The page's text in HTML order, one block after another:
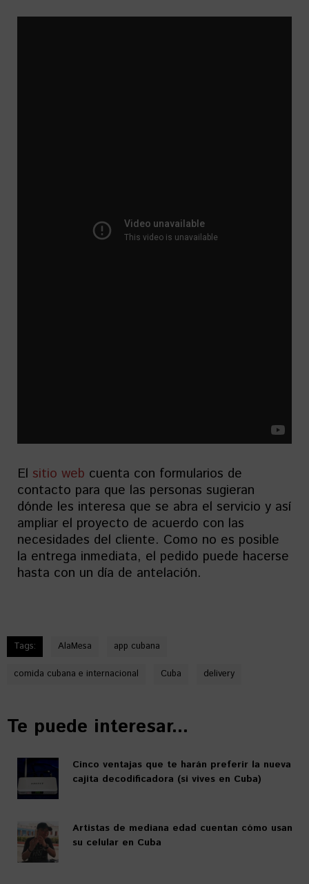
El sitio web cuenta con formularios de
contacto para que las personas sugieran
dónde les interesa que se abra el servicio y así
ampliar el proyecto de acuerdo con las
necesidades del cliente. Como no es posible
la entrega inmediata, el pedido puede hacerse
hasta con un día de antelación.
Tags: AlaMesa app cubana
comida cubana e internacional Cuba delivery
Te puede interesar...
Cinco ventajas que te harán preferir la nueva
cajita decodificadora (si vives en Cuba)
Artistas de mediana edad cuentan cómo usan
su celular en Cuba